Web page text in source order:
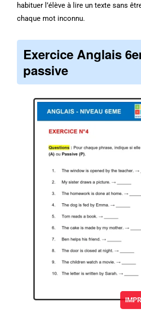
habituer l’élève à lire un texte sans
chaque mot inconnu.
Exercice Anglais
passive